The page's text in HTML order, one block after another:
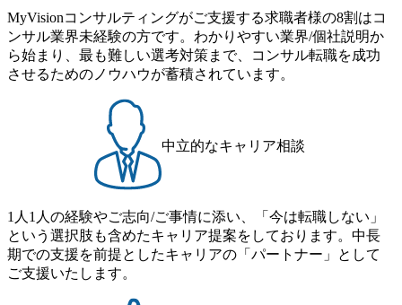
できる 豊富な経験を持つコンサル経験者の場合は、自らチ
ームを立ち上げることが可能 裁量をもった営業活動、デリ
バリー活動ができる(スタートアップとの協業、新規ソリュ
ーションの開発 など) シンプレクスの顧客基盤、エンジニ
できる 2026年8月21日(金) 19:30〜21:30 (19:20開場) 2026年8
月12日(水) 16:00 ※参加状況によっては抽選とさせていただ
く可能性がございます。 このたび、ファーム経験者の方を
対象にした懇親会形式の採用イベント「サロンイベント」
を開催いたします。 カジュアルな場で現場社員と直接交流
できる機会ですので、ぜひご参加ください。 当日はXspear
Consulting代表取締役の早田とMDやその他現場社員が複数
名参加する予定です！ ●費用 : 無料 虎ノ門ヒルズ付近 ※詳
細な場所については参加者の方へ個別でご連絡いたしま
す。 コンサルファームにてマネージャー以上の職務を担当
番組があり、新卒紹介、会社の七不思議紹介等、規模が大
きくなっていく中で社員同士のつながりを広げる取り組み
もしている 今後の成長戦略として海外展開を見据えてい
る。足元のグローバル案件割合は10%程度だが、英語が得
ンスも大きい。 代表インタビュー https://note.com/dirbato/n/n0
a040c36b128 Forbes JAPAN BrandVoice Studio 「使命はテクノ
ロジーで企業の可能性を引き出すこと。日本に求められるI
Tコンサルタントという伴走者」 https://forbesjapan.com/article
s/detail/67452 Forbes JAPAN BrandVoice Studio 「コンサル業
界におけるIT人材価値再興。Dirbatoの最前線パートナーが
切り開くテクノロジーの変革」 https://forbesjapan.com/articles/
preview/68657?preview=TAI1oir8Coe5Df3zuZhtd24YfH72/Zzdm
BTIEMOnWUWREjOFLO1IL1KPEi4dgCbb Forbes JAPAN Bra
ndVoice Studio 「求めるのは、競争と連帯 。IT特化の急成長
ファーム・Dirbatoの社員支援」 https://forbesjapan.com/articles/
MyVisionコンサルティングがご支援する求職者様の8割はコ
ンサル業界未経験の方です。わかりやすい業界/個社説明か
ら始まり、最も難しい選考対策まで、コンサル転職を成功
させるためのノウハウが蓄積されています。
中立的なキャリア相談
1人1人の経験やご志向/ご事情に添い、「今は転職しない」
という選択肢も含めたキャリア提案をしております。中長
期での支援を前提としたキャリアの「パートナー」として
ご支援いたします。